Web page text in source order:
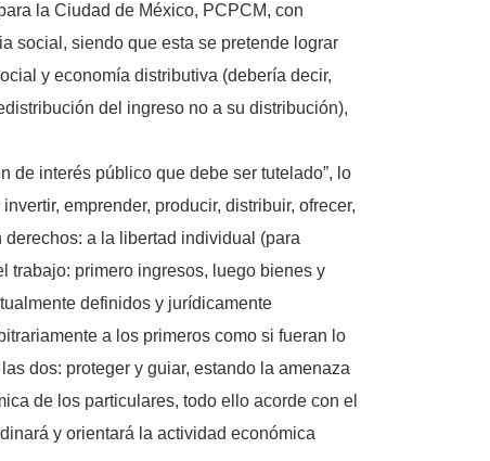
la Ciudad de México, PCPCM, con
social, siendo que esta se pretende lograr
y economía distributiva (debería decir,
del ingreso no a su distribución),
de interés público que debe ser tutelado”, lo
emprender, producir, distribuir, ofrecer,
derechos: a la libertad individual (para
trabajo: primero ingresos, luego bienes y
definidos y jurídicamente
a los primeros como si fueran lo
dos: proteger y guiar, estando la amenaza
de los particulares, todo ello acorde con el
y orientará la actividad económica